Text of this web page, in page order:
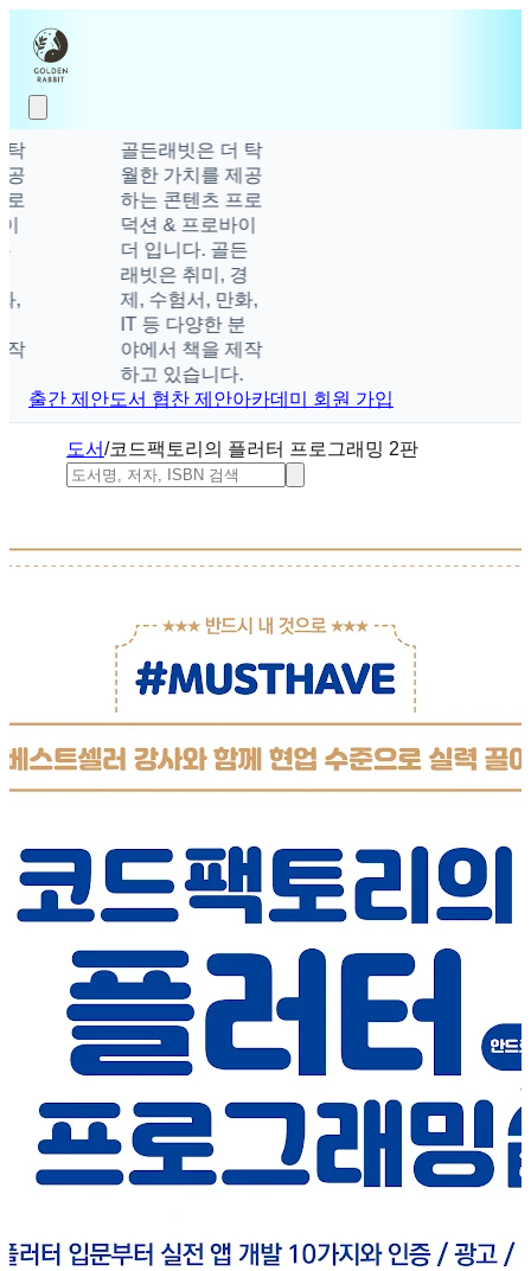
골든래빗은 더 탁
월한 가치를 제공
하는 콘텐츠 프로
덕션 & 프로바이
더 입니다. 골든
래빗은 취미, 경
제, 수험서, 만화,
IT 등 다양한 분
야에서 책을 제작
하고 있습니다.
출간 제안도서 협찬 제안아카데미 회원 가입
도서/코드팩토리의 플러터 프로그래밍 2판